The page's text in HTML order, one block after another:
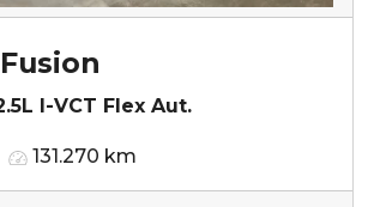
Fusion
I-VCT Flex Aut.
131.270 km